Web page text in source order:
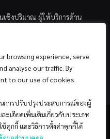
browsing experience, serve
analyse our traffic. By
to our use of cookies.
การปรับปรุงประสบการณ์ของผู้
ะเอียดเพิ่มเติมเกี่ยวกับประเภท
ช้คุกกี้ และวิธีการตั้งค่าคุกกี้ได้
เชิงปริมาณ ผู้ให้บริการด้าน
หลือให้นักลงทุนไทย
นอย่างเป็นระบบแบบ